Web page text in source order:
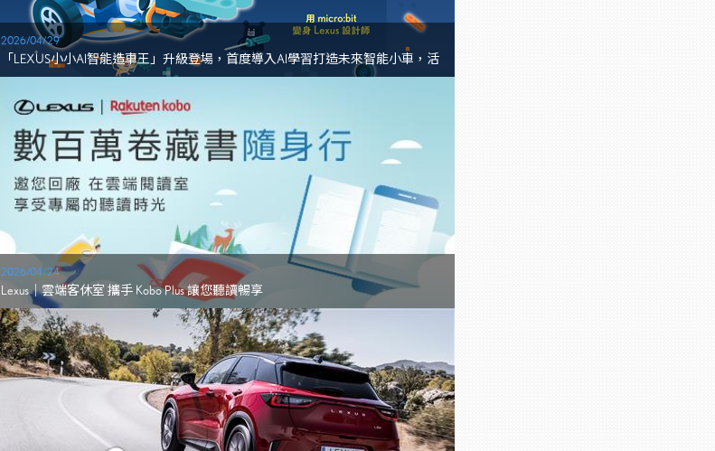
2026/04/29
「LEXUS小小AI智能造車王」升級登場，首度導入AI學習打造未來智能小車，活
動...
2026/04/24
Lexus｜雲端客休室 攜手 Kobo Plus 讓您聽讀暢享